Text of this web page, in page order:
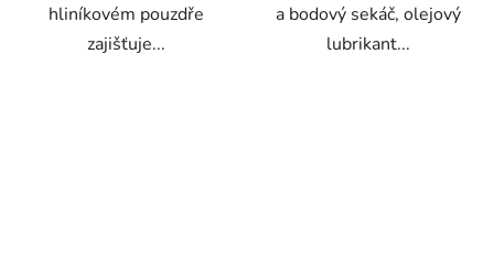
hliníkovém pouzdře
zajišťuje...
a bodový sekáč, olejový
lubrikant...